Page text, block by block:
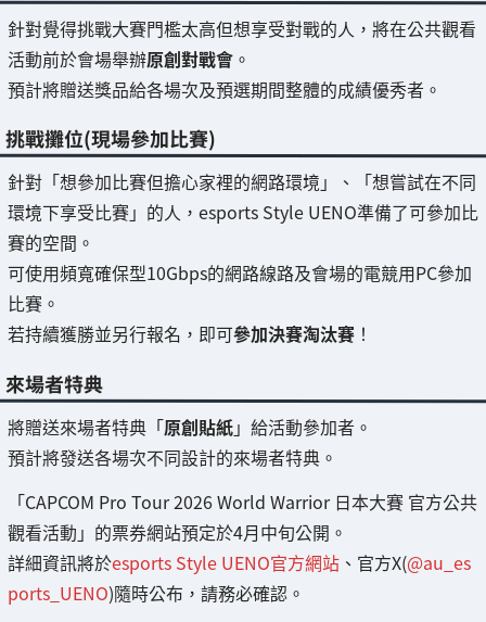
針對覺得挑戰大賽門檻太高但想享受對戰的人，將在公共觀看
活動前於會場舉辦原創對戰會 。
預計將贈送獎品給各場次及預選期間整體的成績優秀者。
挑戰攤位(現場參加比賽)
針對「想參加比賽但擔心家裡的網路環境」、「想嘗試在不同
環境下享受比賽」的人，esports Style UENO準備了可參加比
賽的空間。
可使用頻寬確保型10Gbps的網路線路及會場的電競用PC參加
比賽。
若持續獲勝並另行報名，即可參加決賽淘汰賽 ！
來場者特典
將贈送來場者特典「原創貼紙」給活動參加者。
預計將發送各場次不同設計的來場者特典。
「CAPCOM Pro Tour 2026 World Warrior 日本大賽 官方公共
觀看活動」的票券網站預定於4月中旬公開。
詳細資訊將於esports Style UENO官方網站 、官方X(@au_es
ports_UENO)隨時公布，請務必確認。